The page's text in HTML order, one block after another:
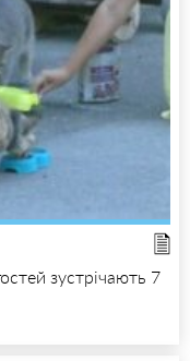
зустрічають 7